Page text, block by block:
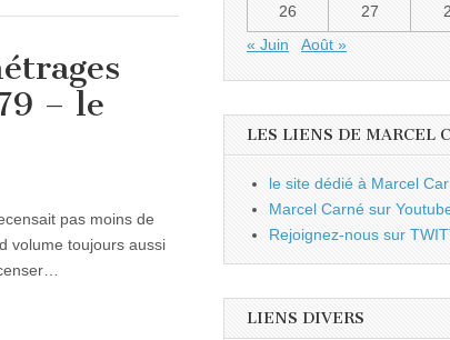
– le
pas moins de
volume toujours aussi
26 27
« Juin
Août »
LES LIENS DE MARCEL
le site dédié à Marcel
Marcel Carné sur
Rejoignez-nous sur
LIENS DIVERS